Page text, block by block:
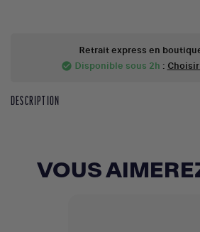
Retrait express en
check_circle Disponible sous 2h :
DESCRIPTION
VOUS